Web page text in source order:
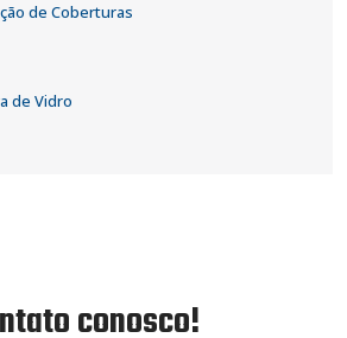
de Coberturas
de Vidro
conosco!